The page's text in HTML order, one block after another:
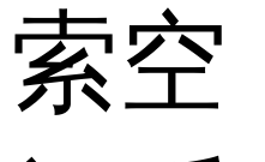
索空